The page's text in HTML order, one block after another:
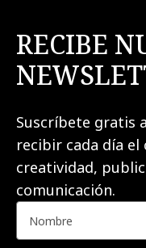
RECIBE
Suscríbete gratis
recibir cada día
creatividad,
comunicación.